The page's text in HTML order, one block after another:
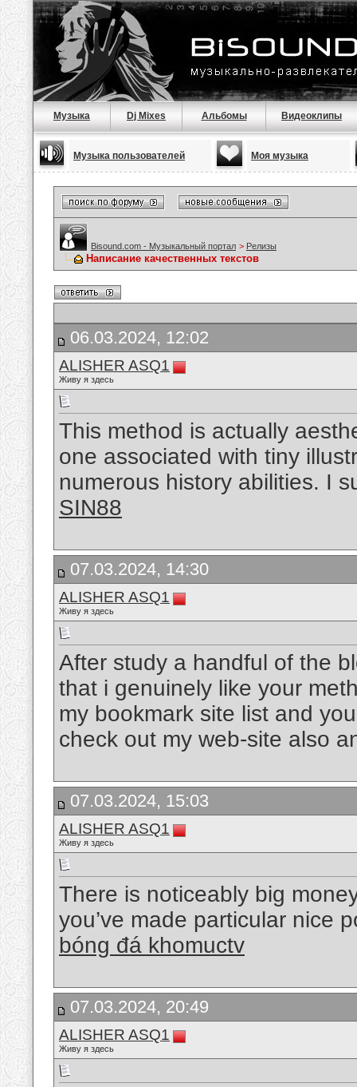
Музыка Dj Mixes Альбомы Видеоклипы
Музыка пользователей Моя музыка
Bisound.com - Музыкальный портал > Релизы
Написание качественных текстов
06.03.2024, 12:02
ALISHER ASQ1
Живу я здесь
This method is actually
one associated with tiny
numerous history abilities. I
SIN88
07.03.2024, 14:30
ALISHER ASQ1
Живу я здесь
After study a handful of the
that i genuinely like your
my bookmark site list and
check out my web-site also
07.03.2024, 15:03
ALISHER ASQ1
Живу я здесь
There is noticeably big
you’ve made particular nice
bóng đá khomuctv
07.03.2024, 20:49
ALISHER ASQ1
Живу я здесь